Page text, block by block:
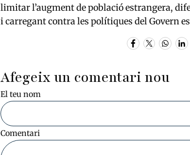
limitar l’augment de població estrangera,
i carregant contra les polítiques del Govern
Afegeix un comentari nou
El teu nom
Comentari